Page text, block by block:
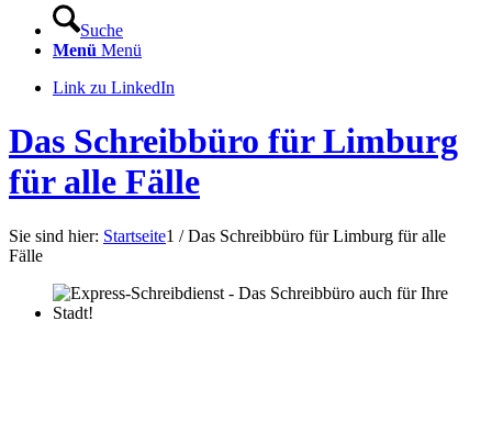
Suche
Menü Menü
Link zu LinkedIn
Das Schreibbüro für Limburg
für alle Fälle
Sie sind hier: Startseite1 / Das Schreibbüro für Limburg für alle
Fälle